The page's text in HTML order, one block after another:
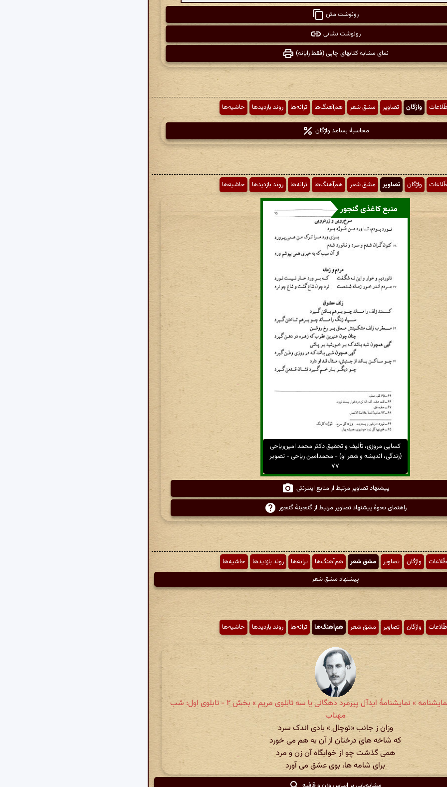
رونوشت متن
رونوشت نشانی
نمای مشابه کتابهای چاپی (فقط رایانه)
واژگان تصاویر مشق شعر هم‌آهنگ‌ها ترانه‌ها روند بازدیدها حاشیه‌ها
محاسبهٔ بسامد واژگان
واژگان تصاویر مشق شعر هم‌آهنگ‌ها ترانه‌ها روند بازدیدها حاشیه‌ها
منبع کاغذی گنجور
کسایی مروزی، تألیف و تحقیق دکتر محمد امین‌ریاحی
(زندگی، اندیشه و شعر او) - محمدامین ریاحی - تصویر
۷۷
پیشنهاد تصاویر مرتبط از منابع اینترنتی
راهنمای نحوهٔ پیشنهاد تصاویر مرتبط از گنجینهٔ گنجور
واژگان تصاویر مشق شعر هم‌آهنگ‌ها ترانه‌ها روند بازدیدها
حاشیه‌ها
پیشنهاد مشق شعر
واژگان تصاویر مشق شعر هم‌آهنگ‌ها ترانه‌ها روند بازدیدها حاشیه‌ها
میرزاده عشقی » نمایشنامه » نمایشنامهٔ ایدآل پیرمرد دهگانی یا سه تابلوی مریم » بخش ۲ - تابلوی اول: شب
مهتاب
وزان ز جانب «توچال » بادی اندک سرد
که شاخه های درختان از آن به هم می خورد
همی گذشت چو از خوابگاه آن زن و مرد
برای شامه ها، بوی عشق می آورد